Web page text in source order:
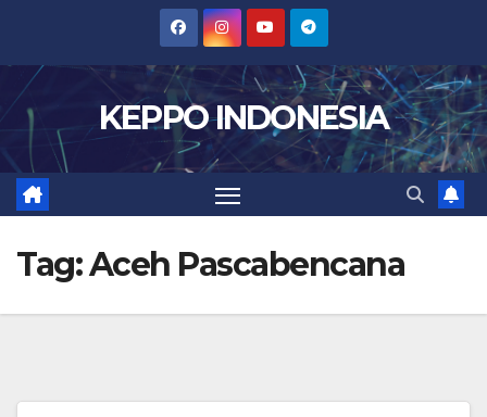
content
KEPPO INDONESIA
Tag:Aceh Pascabencana